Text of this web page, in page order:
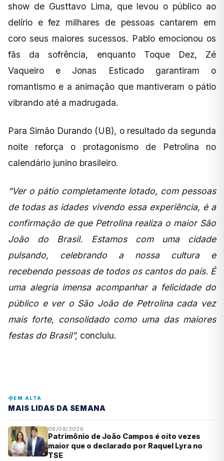
show de Gusttavo Lima, que levou o público ao
delírio e fez milhares de pessoas cantarem em
coro seus maiores sucessos. Pablo emocionou os
fãs da sofrência, enquanto Toque Dez, Zé
Vaqueiro e Jonas Esticado garantiram o
romantismo e a animação que mantiveram o pátio
vibrando até a madrugada.
Para Simão Durando (UB), o resultado da segunda
noite reforça o protagonismo de Petrolina no
calendário junino brasileiro.
“Ver o pátio completamente lotado, com pessoas
de todas as idades vivendo essa experiência, é a
confirmação de que Petrolina realiza o maior São
João do Brasil. Estamos com uma cidade
pulsando, celebrando a nossa cultura e
recebendo pessoas de todos os cantos do país. É
uma alegria imensa acompanhar a felicidade do
público e ver o São João de Petrolina cada vez
mais forte, consolidado como uma das maiores
festas do Brasil”, concluiu.
EM ALTA
MAIS LIDAS DA SEMANA
06/08/2026
Patrimônio de João Campos é oito vezes
maior que o declarado por Raquel Lyra no
TSE